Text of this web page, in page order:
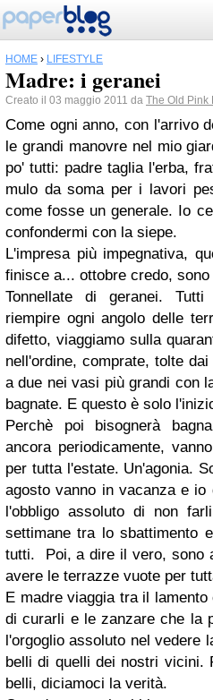
HOME › LIFESTYLE
Madre: i geranei
Creato il 03 maggio 2011 da The Old Pink
Come ogni anno, con l'arrivo
le grandi manovre nel mio
po' tutti: padre taglia l'erba,
mulo da soma per i lavori
come fosse un generale. Io
confondermi con la siepe.
L'impresa più impegnativa,
finisce a... ottobre credo, sono
Tonnellate di geranei.
riempire ogni angolo delle
difetto, viaggiamo sulla
nell'ordine, comprate, tolte
a due nei vasi più grandi con
bagnate. E questo è solo
Perchè poi bisognerà
ancora periodicamente,
per tutta l'estate. Un'agonia.
agosto vanno in vacanza e
l'obbligo assoluto di non
settimane tra lo sbattimento
tutti. Poi, a dire il vero, sono
avere le terrazze vuote per
E madre viaggia tra il
di curarli e le zanzare che la
l'orgoglio assoluto nel vedere
belli di quelli dei nostri vicini.
belli, diciamoci la verità.